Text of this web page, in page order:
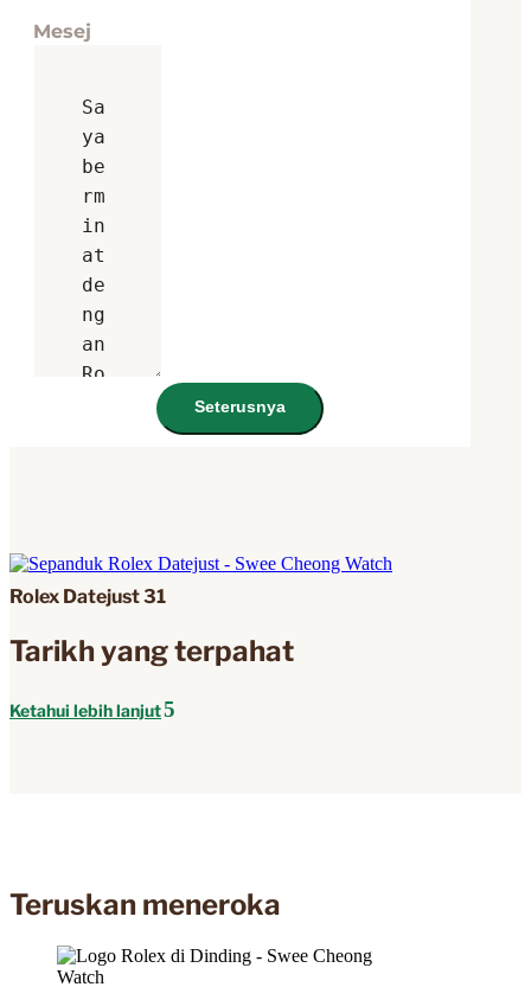
Mesej
Seterusnya
Rolex Datejust 31
Tarikh yang terpahat
Ketahui lebih lanjut
Teruskan meneroka